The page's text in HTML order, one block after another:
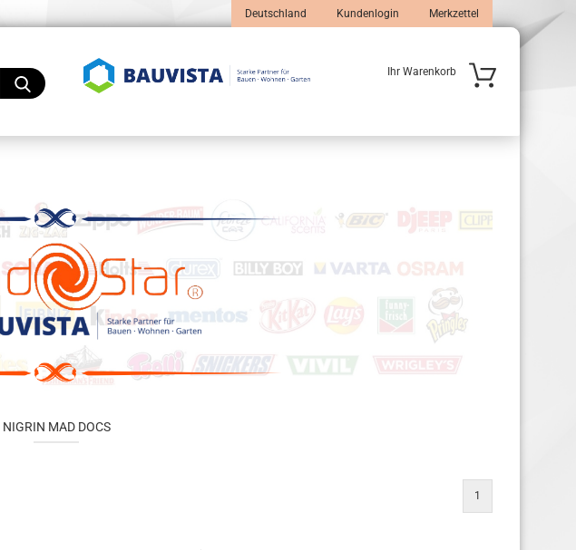
Deutschland Kundenlogin
Passwort vergessen?
Merkzettel
Ihr Warenkorb
NIGRIN MAD DOCS
1